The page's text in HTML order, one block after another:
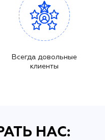
Всегда довольные
клиенты
НАС: